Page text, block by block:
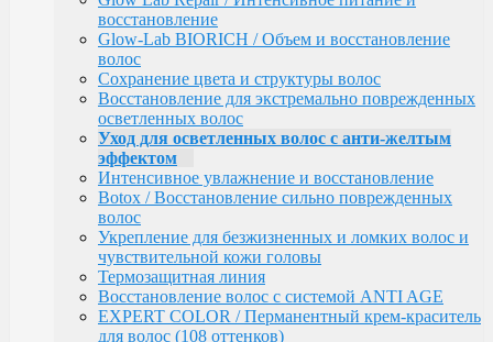
чувствительной кожи головы
Термозащитная линия
Воcстановление волос с системой ANTI AGE
EXPERT COLOR / Перманентный крем-краситель
для волос (108 оттенков)
Окисляющая эмульсия / Developer
Atelier Color Integrative / Полуперманентный
краситель для тонирования волос (41 оттенок)
Bleacher Powder / Обесцвечивающие средства для
волос
Artistic Style / Средства для стайлинга
Аксессуары
Karseell
MACA / Уход за волосами
ARGAN
Стайлинг
Обесцвечивание
восстановление
Glow-Lab BIORICH / Объем и восстановление
волос
Сохранение цвета и структуры волос
Восстановление для экстремально поврежденных
осветленных волос
Уход для осветленных волос с анти-желтым
эффектом
Интенсивное увлажнение и восстановление
Botox / Восстановление сильно поврежденных
волос
Укрепление для безжизненных и ломких волос и
чувствительной кожи головы
Термозащитная линия
Воcстановление волос с системой ANTI AGE
EXPERT COLOR / Перманентный крем-краситель
для волос (108 оттенков)